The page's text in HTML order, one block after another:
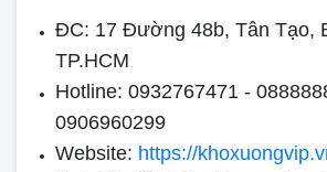
ĐC: 17 Đường 48b, Tân Tạo,
TP.HCM
Hotline: 0932767471 -
0906960299
Website: https://